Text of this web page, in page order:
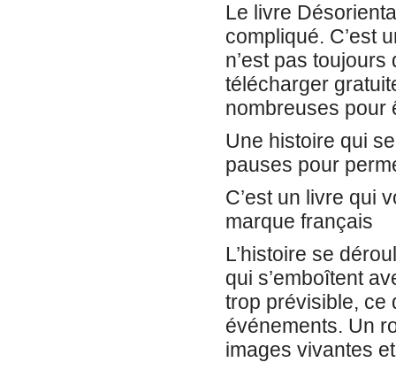
Le livre
compliqué. C’est
n’est pas
télécharger
nombreuses pour
Une histoire qui
pauses pour
C’est un livre qui
marque français
L’histoire se
qui s’emboîtent
trop prévisible, ce
événements. Un
images vivantes